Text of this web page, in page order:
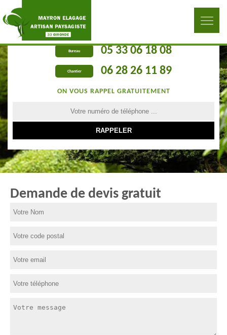
Bureau 05 33 06 18 08
Chantier 06 28 26 11 89
ON VOUS RAPPEL GRATUITEMENT
Demande de devis gratuit